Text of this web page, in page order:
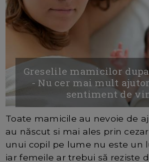
Greselile mamicilor
- Nu cer mai mult
sentiment de
Toate mamicile au nevoie de
au născut si mai ales prin
unui copil pe lume nu este un
iar femeile ar trebui să reziste